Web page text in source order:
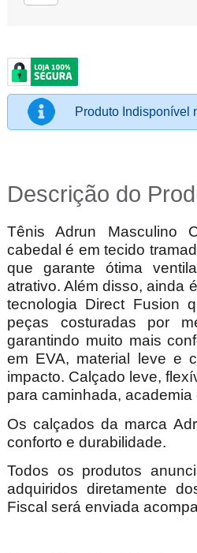
Produto Indisponível
Descrição do
Tênis Adrun Masculino
cabedal é em tecido
que garante ótima
atrativo. Além disso, ainda
tecnologia Direct Fusion
peças costuradas por
garantindo muito mais
em EVA, material leve e
impacto. Calçado leve,
para caminhada, academia
Os calçados da marca
conforto e durabilidade.
Todos os produtos
adquiridos diretamente
Fiscal será enviada